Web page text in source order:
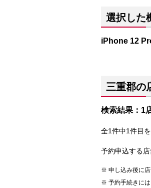
選択した
iPhone 12
三重郡の
検索結果：1
全1件中1件目
予約申込する
申し込み後に
予約手続きには